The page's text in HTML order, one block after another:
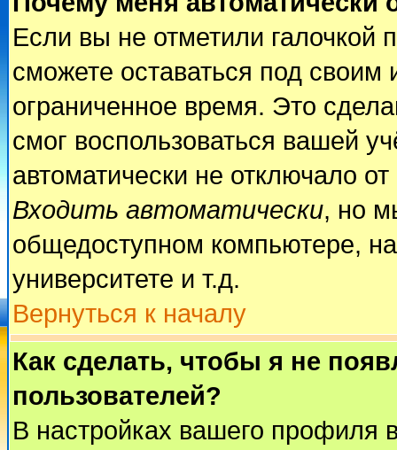
Если вы не отметили галочкой
сможете оставаться под
ограниченное время. Это
смог воспользоваться вашей
автоматически не отключало
Входить автоматически, но
общедоступном компьютере,
университете и т.д.
Вернуться к началу
Как сделать, чтобы я не
пользователей?
В настройках вашего профиля